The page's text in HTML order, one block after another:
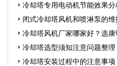
冷却塔专用电动机节能效果
闭式冷却塔风机和喷淋泵的
冷却塔风机厂家哪家好？选
由…冷却塔选型须知注意问题整理
冷却塔安装过程中的注意事项